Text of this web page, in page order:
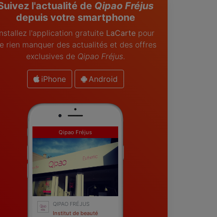
l'actualité de Qipao Fréjus
depuis votre smartphone
l'application gratuite LaCartepour
rien manquer des actualités et des offres
exclusives de Qipao Fréjus.
iPhone Android
Qipao Fréjus
QIPAO FRÉJUS
Institut de beauté